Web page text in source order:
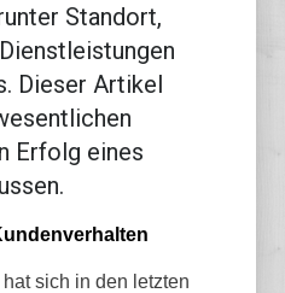
Standort,
Dieser Artikel
Erfolg eines
sich in den letzten